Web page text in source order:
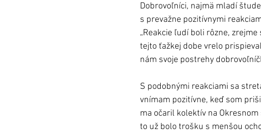
Dobrovoľníci, najmä mladí
s prevažne pozitívnymi
„Reakcie ľudí boli rôzne,
tejto ťažkej dobe vrelo
nám svoje postrehy
S podobnými reakciami sa
vnímam pozitívne, keď som
ma očaril kolektív na Okresnom
to už bolo trošku s menšou